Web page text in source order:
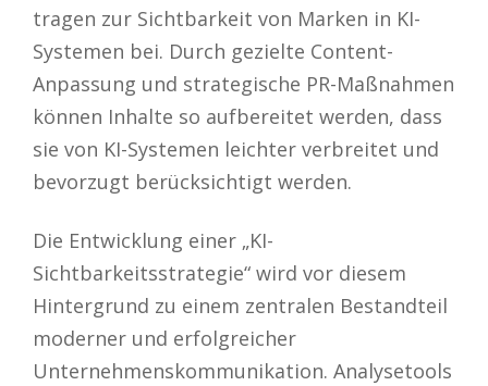
tragen zur Sichtbarkeit von Marken in KI-
Systemen bei. Durch gezielte Content-
Anpassung und strategische PR-Maßnahmen
können Inhalte so aufbereitet werden, dass
sie von KI-Systemen leichter verbreitet und
bevorzugt berücksichtigt werden.
Die Entwicklung einer „KI-
Sichtbarkeitsstrategie“ wird vor diesem
Hintergrund zu einem zentralen Bestandteil
moderner und erfolgreicher
Unternehmenskommunikation. Analysetools